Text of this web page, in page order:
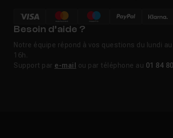
Designer ?
Besoin d’aide ?
Notre équipe répond à vos questions du lundi
16h.
Support par e-mail ou par téléphone au 01 84